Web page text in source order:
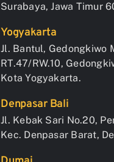
Surabaya, Jawa Timur
Yogyakarta
Jl. Bantul, Gedongkiwo
RT.47/RW.10,
Kota Yogyakarta.
Denpasar Bali
Jl. Kebak Sari No.20,
Kec. Denpasar Barat,